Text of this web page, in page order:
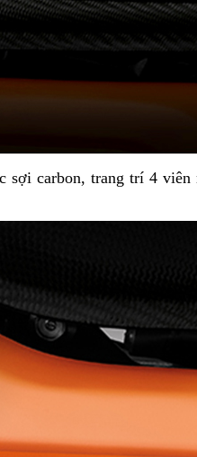
carbon, trang trí 4